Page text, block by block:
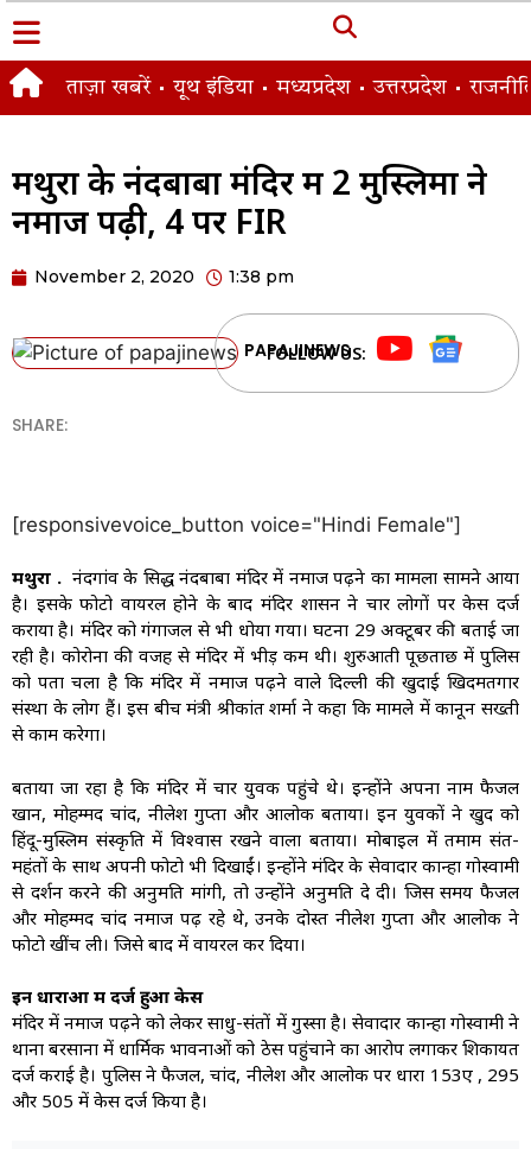
ताज़ा खबरें यूथ इंडिया मध्यप्रदेश उत्तरप्रदेश
मथुरा के नंदबाबा मंदिर में 2 मुस्लिमों ने
नमाज पढ़ी, 4 पर FIR
November 2, 2020 1:38 pm
PAPAJINEWS
FOLLOW US:
SHARE:
[responsivevoice_button voice="Hindi Female"]
मथुरा .नंदगांव के प्रसिद्ध नंदबाबा मंदिर में नमाज पढ़ने का मामला सामने आया
है। इसके फोटो वायरल होने के बाद मंदिर प्रशासन ने चार लोगों पर केस दर्ज
कराया है। मंदिर को गंगाजल से भी धोया गया। घटना 29 अक्टूबर की बताई जा
रही है। कोरोना की वजह से मंदिर में भीड़ कम थी। शुरुआती पूछताछ में पुलिस
को पता चला है कि मंदिर में नमाज पढ़ने वाले दिल्ली की खुदाई खिदमतगार
संस्था के लोग हैं। इस बीच मंत्री श्रीकांत शर्मा ने कहा कि मामले में कानून सख्ती
से काम करेगा।
बताया जा रहा है कि मंदिर में चार युवक पहुंचे थे। इन्होंने अपना नाम फैजल
खान, मोहम्मद चांद, नीलेश गुप्ता और आलोक बताया। इन युवकों ने खुद को
हिंदू-मुस्लिम संस्कृति में विश्वास रखने वाला बताया। मोबाइल में तमाम संत-
महंतों के साथ अपनी फोटो भी दिखाईं। इन्होंने मंदिर के सेवादार कान्हा गोस्वामी
से दर्शन करने की अनुमति मांगी, तो उन्होंने अनुमति दे दी। जिस समय फैजल
और मोहम्मद चांद नमाज पढ़ रहे थे, उनके दोस्त नीलेश गुप्ता और आलोक ने
फोटो खींच ली। जिसे बाद में वायरल कर दिया।
इन धाराओं में दर्ज हुआ केस
मंदिर में नमाज पढ़ने को लेकर साधु-संतों में गुस्सा है। सेवादार कान्हा गोस्वामी ने
थाना बरसाना में धार्मिक भावनाओं को ठेस पहुंचाने का आरोप लगाकर शिकायत
दर्ज कराई है। पुलिस ने फैजल, चांद, नीलेश और आलोक पर धारा 153ए , 295
और 505 में केस दर्ज किया है।